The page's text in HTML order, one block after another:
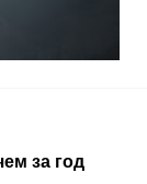
за год